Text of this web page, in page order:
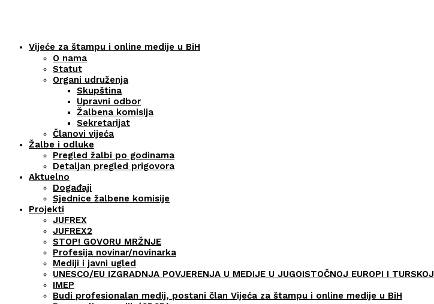
Vijeće za štampu i online medije u BiH
O nama
Statut
Organi udruženja
Skupština
Upravni odbor
Žalbena komisija
Sekretarijat
Članovi vijeća
Žalbe i odluke
Pregled žalbi po godinama
Detaljan pregled prigovora
Aktuelno
Događaji
Sjednice žalbene komisije
Projekti
JUFREX
JUFREX2
STOP! GOVORU MRŽNJE
Profesija novinar/novinarka
Mediji i javni ugled
UNESCO/EU IZGRADNJA POVJERENJA U MEDIJE U JUGOISTOČNOJ EUROPI I TURSKOJ
IMEP
Budi profesionalan medij, postani član Vijeća za štampu i online medije u BiH